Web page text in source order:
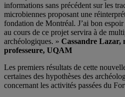
informations sans précédent sur les
microbiennes proposant une
fondation de Montréal. J’ai bon
au cours de ce projet servira à de
archéologiques. » Cassandre Lazar,
professeure, UQAM
Les premiers résultats de cette
certaines des hypothèses des
concernant les activités passées du